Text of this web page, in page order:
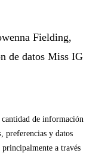
Fielding,
de datos Miss IG
de información
preferencias y datos
a través